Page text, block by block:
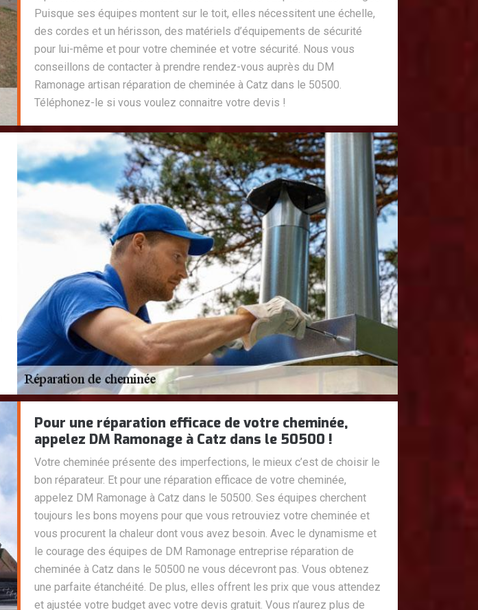
Puisque ses équipes montent sur le toit, elles nécessitent une échelle,
des cordes et un hérisson, des matériels d’équipements de sécurité
pour lui-même et pour votre cheminée et votre sécurité. Nous vous
conseillons de contacter à prendre rendez-vous auprès du DM
Ramonage artisan réparation de cheminée à Catz dans le 50500.
Téléphonez-le si vous voulez connaitre votre devis !
Pour une réparation efficace de votre cheminée,
appelez DM Ramonage à Catz dans le 50500 !
Votre cheminée présente des imperfections, le mieux c’est de choisir le
bon réparateur. Et pour une réparation efficace de votre cheminée,
appelez DM Ramonage à Catz dans le 50500. Ses équipes cherchent
toujours les bons moyens pour que vous retrouviez votre cheminée et
vous procurent la chaleur dont vous avez besoin. Avec le dynamisme et
le courage des équipes de DM Ramonage entreprise réparation de
cheminée à Catz dans le 50500 ne vous décevront pas. Vous obtenez
une parfaite étanchéité. De plus, elles offrent les prix que vous attendez
et ajustée votre budget avec votre devis gratuit. Vous n’aurez plus de